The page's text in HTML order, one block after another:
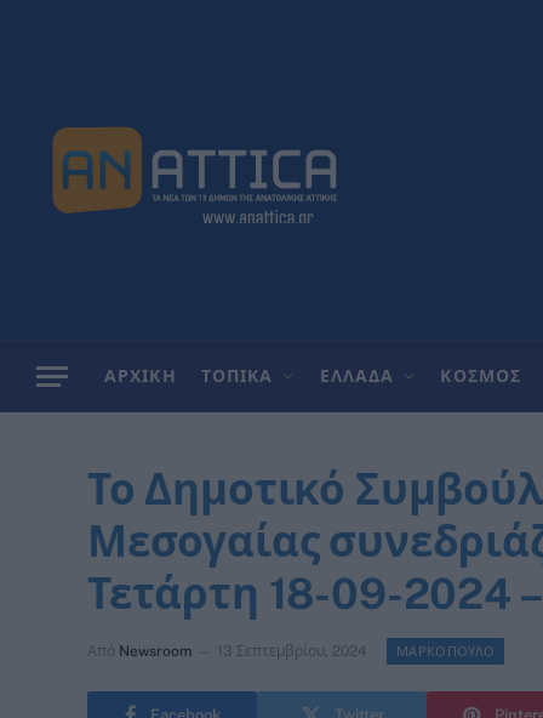
ΑΡΧΙΚΗ ΤΟΠΙΚΑ ΕΛΛΑΔΑ ΚΟΣΜΟΣ
Το Δημοτικό
Μεσογαίας
Τετάρτη 18-09-2024
Από Newsroom 13 Σεπτεμβρίου, 2024 ΜΑΡΚΟΠΟΥΛΟ
Facebook Twitter